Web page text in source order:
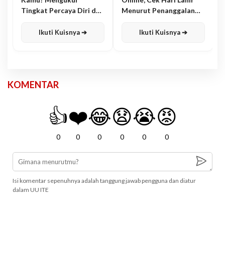
Tingkat Percaya Diri dan
Ikuti Kuisnya ➔
Menurut Penanggalan
Ikuti Kuisnya ➔
KOMENTAR
👍
0
❤️
0
😂
0
😧
0
😭
0
😡
0
Isi komentar sepenuhnya adalah tanggung jawab pengguna dan diatur
dalam UU ITE